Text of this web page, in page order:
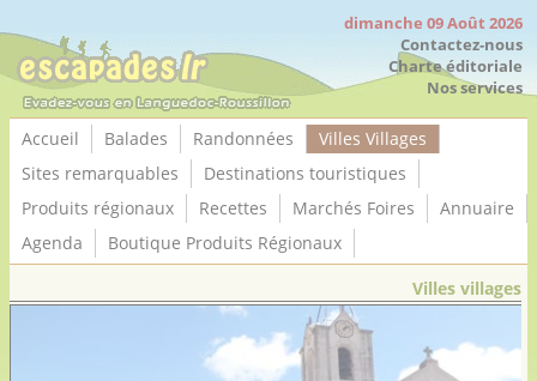
dimanche 09 Août 2026
Contactez-nous
Charte éditoriale
Nos services
Accueil Balades Randonnées
Villes Villages
Sites remarquables
Destinations touristiques
Produits régionaux
Recettes Marchés Foires
Annuaire
Agenda
Boutique Produits Régionaux
Villes villages